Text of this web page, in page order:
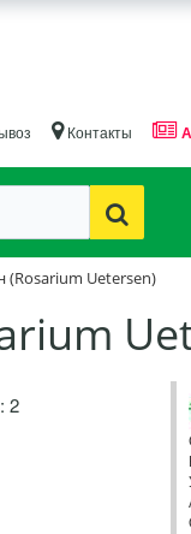
Контакты
(Rosarium Uetersen)
2